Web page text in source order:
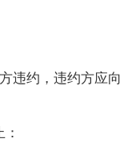
约，违约方应向